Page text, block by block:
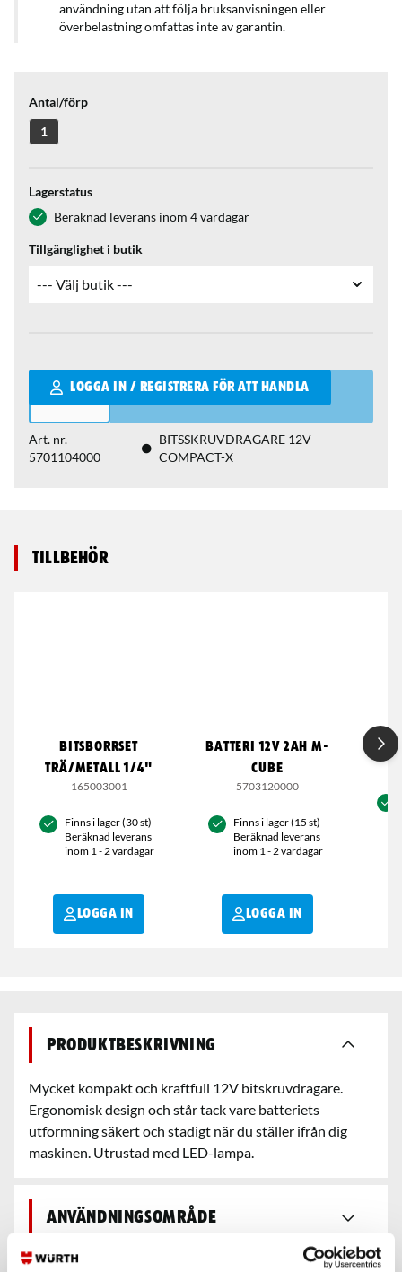
användning utan att följa bruksanvisningen eller
överbelastning omfattas inte av garantin.
Antal/förp
1
Lagerstatus
Beräknad leverans inom 4 vardagar
Tillgänglighet i butik
LOGGA IN / REGISTRERA FÖR ATT HANDLA
Qantity
Art. nr.
5701104000
BITSSKRUVDRAGARE 12V
COMPACT-X
Tillbehör
BITSBORRSET
TRÄ/METALL 1/4"
165003001
Finns i lager (30 st)
Beräknad leverans
inom 1 - 2 vardagar
LOGGA IN
BATTERI 12V 2AH M-
CUBE
5703120000
Finns i lager (15 st)
Beräknad leverans
inom 1 - 2 vardagar
LOGGA IN
Produktbeskrivning
Mycket kompakt och kraftfull 12V bitskruvdragare.
Ergonomisk design och står tack vare batteriets
utformning säkert och stadigt när du ställer ifrån dig
maskinen. Utrustad med LED-lampa.
Användningsområde